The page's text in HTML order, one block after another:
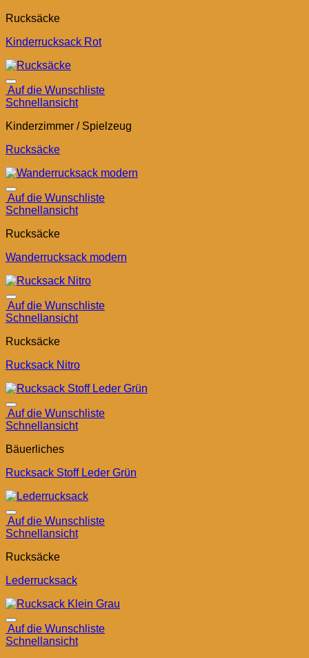
Rucksäcke
Kinderrucksack Rot
Auf die Wunschliste
Schnellansicht
Kinderzimmer / Spielzeug
Rucksäcke
Auf die Wunschliste
Schnellansicht
Rucksäcke
Wanderrucksack modern
Auf die Wunschliste
Schnellansicht
Rucksäcke
Rucksack Nitro
Auf die Wunschliste
Schnellansicht
Bäuerliches
Rucksack Stoff Leder Grün
Auf die Wunschliste
Schnellansicht
Rucksäcke
Lederrucksack
Auf die Wunschliste
Schnellansicht